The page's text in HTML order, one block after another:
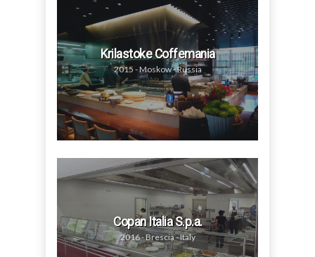
Krilastoke Coffemania
2015 - Moskow - Russia
Copan Italia S.p.a.
2016 - Brescia - Italy